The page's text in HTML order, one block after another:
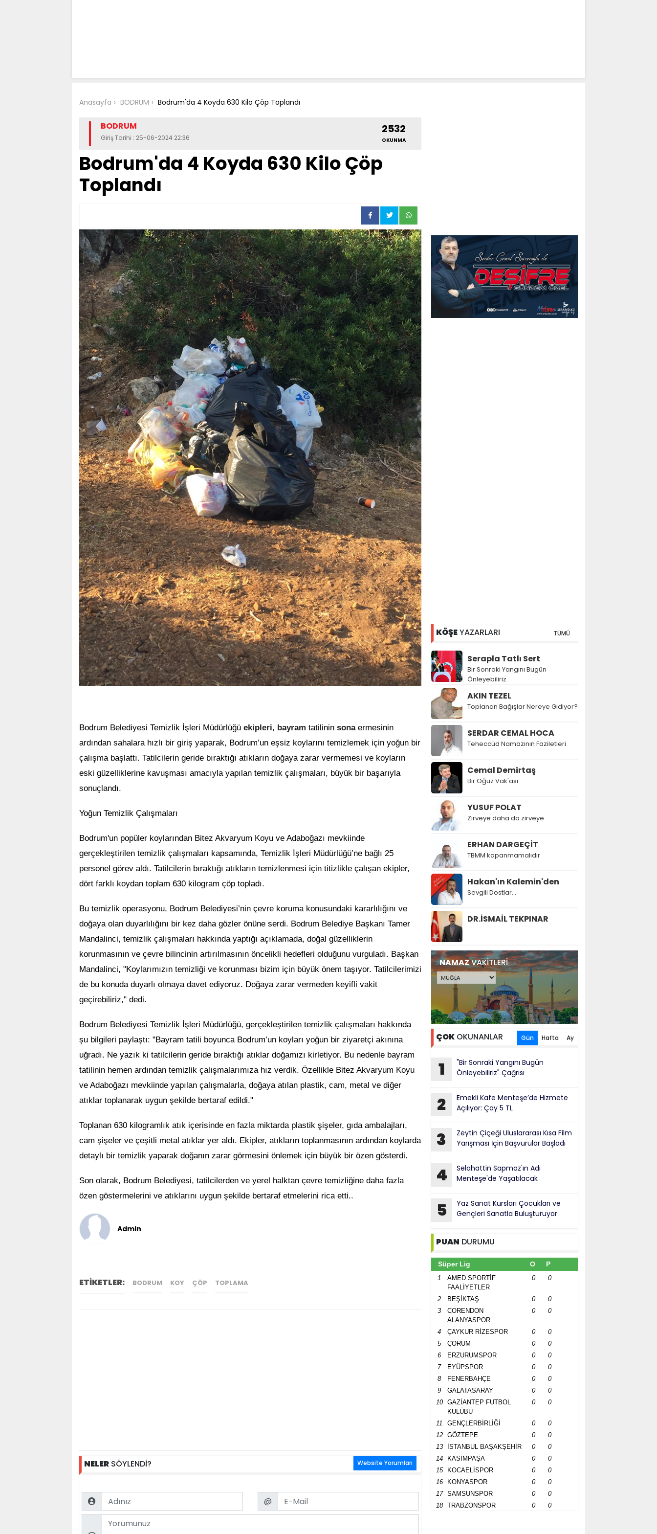
Anasayfa BODRUM Bodrum'da 4 Koyda 630 Kilo Çöp Toplandı
BODRUM
Giriş Tarihi : 25-06-2024 22:36
2532
OKUNMA
Bodrum'da 4 Koyda 630 Kilo Çöp
Toplandı
Bodrum Belediyesi Temizlik İşleri Müdürlüğü ekipleri, bayram tatilinin sonaermesinin
ardından sahalara hızlı bir giriş yaparak, Bodrum’un eşsiz koylarını temizlemek için yoğun bir
çalışma başlattı. Tatilcilerin geride bıraktığı atıkların doğaya zarar vermemesi ve koyların
eski güzelliklerine kavuşması amacıyla yapılan temizlik çalışmaları, büyük bir başarıyla
sonuçlandı.
Yoğun Temizlik Çalışmaları
Bodrum'un popüler koylarından Bitez Akvaryum Koyu ve Adaboğazı mevkiinde
gerçekleştirilen temizlik çalışmaları kapsamında, Temizlik İşleri Müdürlüğü’ne bağlı 25
personel görev aldı. Tatilcilerin bıraktığı atıkların temizlenmesi için titizlikle çalışan ekipler,
dört farklı koydan toplam 630 kilogram çöp topladı.
Bu temizlik operasyonu, Bodrum Belediyesi’nin çevre koruma konusundaki kararlılığını ve
doğaya olan duyarlılığını bir kez daha gözler önüne serdi. Bodrum Belediye Başkanı Tamer
Mandalinci, temizlik çalışmaları hakkında yaptığı açıklamada, doğal güzelliklerin
korunmasının ve çevre bilincinin artırılmasının öncelikli hedefleri olduğunu vurguladı. Başkan
Mandalinci, "Koylarımızın temizliği ve korunması bizim için büyük önem taşıyor. Tatilcilerimizi
de bu konuda duyarlı olmaya davet ediyoruz. Doğaya zarar vermeden keyifli vakit
geçirebiliriz," dedi.
Bodrum Belediyesi Temizlik İşleri Müdürlüğü, gerçekleştirilen temizlik çalışmaları hakkında
şu bilgileri paylaştı: "Bayram tatili boyunca Bodrum’un koyları yoğun bir ziyaretçi akınına
uğradı. Ne yazık ki tatilcilerin geride bıraktığı atıklar doğamızı kirletiyor. Bu nedenle bayram
tatilinin hemen ardından temizlik çalışmalarımıza hız verdik. Özellikle Bitez Akvaryum Koyu
ve Adaboğazı mevkiinde yapılan çalışmalarla, doğaya atılan plastik, cam, metal ve diğer
atıklar toplanarak uygun şekilde bertaraf edildi."
Toplanan 630 kilogramlık atık içerisinde en fazla miktarda plastik şişeler, gıda ambalajları,
cam şişeler ve çeşitli metal atıklar yer aldı. Ekipler, atıkların toplanmasının ardından koylarda
detaylı bir temizlik yaparak doğanın zarar görmesini önlemek için büyük bir özen gösterdi.
Son olarak, Bodrum Belediyesi, tatilcilerden ve yerel halktan çevre temizliğine daha fazla
özen göstermelerini ve atıklarını uygun şekilde bertaraf etmelerini rica etti..
Admin
ETİKETLER: BODRUM KOY ÇÖP TOPLAMA
NELER SÖYLENDİ? Website Yorumları
Name Email
@
Comment
KÖŞEYAZARLARI TÜMÜ
Serapla Tatlı Sert
Bir Sonraki Yangını Bugün
Önleyebiliriz
AKIN TEZEL
Toplanan Bağışlar Nereye Gidiyor?
SERDAR CEMAL HOCA
Teheccüd Namazının Faziletleri
Cemal Demirtaş
Bir Oğuz Vak'ası
YUSUF POLAT
Zirveye daha da zirveye
ERHAN DARGEÇİT
TBMM kapanmamalıdır
Hakan'ın Kalemin'den
Sevgili Dostlar...
DR.İSMAİL TEKPINAR
NAMAZVAKİTLERİ
ÇOK OKUNANLAR Gün Hafta Ay
1
"Bir Sonraki Yangını Bugün
Önleyebiliriz" Çağrısı
2
Emekli Kafe Menteşe’de Hizmete
Açılıyor: Çay 5 TL
3
Zeytin Çiçeği Uluslararası Kısa Film
Yarışması İçin Başvurular Başladı
4
Selahattin Sapmaz'ın Adı
Menteşe'de Yaşatılacak
5
Yaz Sanat Kursları Çocukları ve
Gençleri Sanatla Buluşturuyor
PUAN DURUMU
Süper Lig O P
1
AMED SPORTİF
FAALİYETLER
0 0
2 BEŞİKTAŞ 0
0
3
CORENDON
ALANYASPOR
0 0
4 ÇAYKUR RİZESPOR 0
0
5
ÇORUM 0
0
6
ERZURUMSPOR 0
0
7
EYÜPSPOR 0
0
8
FENERBAHÇE 0
0
9
GALATASARAY 0
0
10
GAZİANTEP FUTBOL
KULÜBÜ
0 0
11 GENÇLERBİRLİĞİ 0
0
12
GÖZTEPE 0
0
13
İSTANBUL BAŞAKŞEHİR 0
0
14
KASIMPAŞA 0
0
15
KOCAELİSPOR 0
0
16
KONYASPOR 0
0
17
SAMSUNSPOR 0
0
18
TRABZONSPOR 0 0